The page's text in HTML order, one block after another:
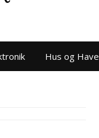
Hus og Have